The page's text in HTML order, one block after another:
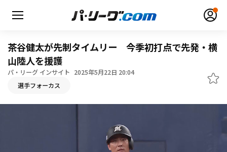
茶谷健太が先制タイムリー 今季初打点で先発・横
山陸人を援護
パ・リーグ インサイト 2025年5月22日 20:04
選手フォーカス